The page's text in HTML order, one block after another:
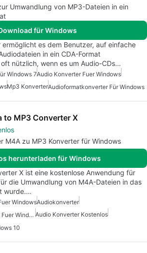
Umwandlung von MP3-Dateien in ein
für Windows
ermöglicht es dem Benutzer, auf einfache
in ein CDA-Format
nützlich, wenn es um Audio-CDs…
Windows 7Audio Konverter Fuer Windows
Mp3 KonverterAudioformatkonverter Für Windows
to MP3 Converter X
M4A zu MP3 Konverter für Windows
herunterladen für Windows
X ist eine kostenlose Anwendung für
die Umwandlung von M4A-Dateien in das
wurde.…
WindowsAudiokonverter
Audio Konverter Kostenlos Fuer Windows Audio Konverter Kostenlos
10